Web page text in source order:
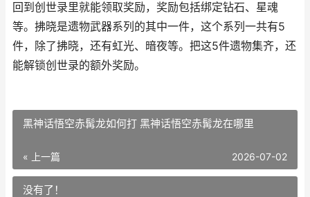
回到创世录里就能领取奖励，奖励包括绑定钻石、星魂
等。拂晓是遗物武器系列的其中一件，这个系列一共有5
件，除了拂晓，还有虹光、暗夜等。把这5件遗物集齐，还
能解锁创世录的额外奖励。
黑神话悟空赤髯龙如何打 黑神话悟空赤髯龙在哪里
« 上一篇 2026-07-02
没有了！